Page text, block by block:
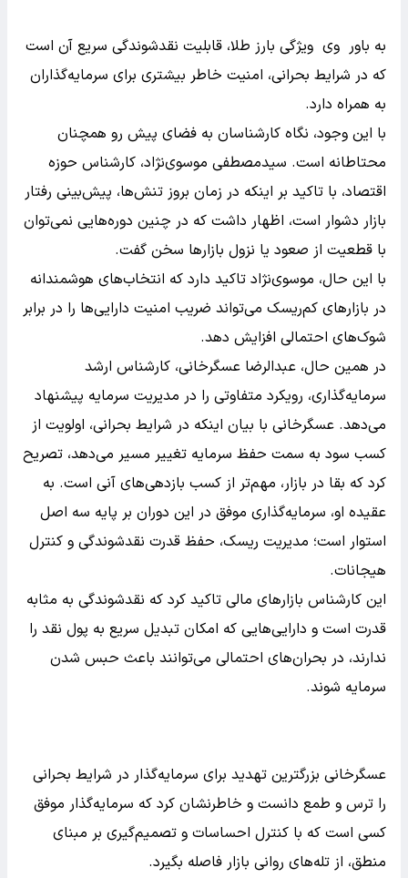
به باور وی ویژگی بارز طلا، قابلیت نقدشوندگی سریع آن است
که در شرایط بحرانی، امنیت خاطر بیشتری برای سرمایه‌گذاران
به همراه دارد.
با این وجود، نگاه کارشناسان به فضای پیش‌ رو همچنان
محتاطانه است. سیدمصطفی موسوی‌نژاد، کارشناس حوزه
اقتصاد، با تاکید بر اینکه در زمان بروز تنش‌ها، پیش‌بینی رفتار
بازار دشوار است، اظهار داشت که در چنین دوره‌هایی نمی‌توان
با قطعیت از صعود یا نزول بازارها سخن گفت.
با این حال، موسوی‌نژاد تاکید دارد که انتخاب‌های هوشمندانه
در بازارهای کم‌ریسک می‌تواند ضریب امنیت دارایی‌ها را در برابر
شوک‌های احتمالی افزایش دهد.
در همین حال، عبدالرضا عسگرخانی، کارشناس ارشد
سرمایه‌گذاری، رویکرد متفاوتی را در مدیریت سرمایه پیشنهاد
می‌دهد. عسگرخانی با بیان اینکه در شرایط بحرانی، اولویت از
کسب سود به سمت حفظ سرمایه تغییر مسیر می‌دهد، تصریح
کرد که بقا در بازار، مهم‌تر از کسب بازدهی‌های آنی است. به
عقیده او، سرمایه‌گذاری موفق در این دوران بر پایه سه اصل
استوار است؛ مدیریت ریسک، حفظ قدرت نقدشوندگی و کنترل
هیجانات.
این کارشناس بازارهای مالی تاکید کرد که نقدشوندگی به مثابه
قدرت است و دارایی‌هایی که امکان تبدیل سریع به پول نقد را
ندارند، در بحران‌های احتمالی می‌توانند باعث حبس شدن
سرمایه شوند.
عسگرخانی بزرگترین تهدید برای سرمایه‌گذار در شرایط بحرانی
را ترس و طمع دانست و خاطرنشان کرد که سرمایه‌گذار موفق
کسی است که با کنترل احساسات و تصمیم‌گیری بر مبنای
منطق، از تله‌های روانی بازار فاصله بگیرد.